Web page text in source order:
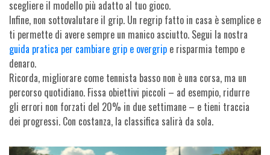
scegliere il modello più adatto al tuo gioco.
Infine, non sottovalutare il grip. Un regrip fatto in casa è semplice e
ti permette di avere sempre un manico asciutto. Segui la nostra
guida pratica per cambiare grip e overgrip e risparmia tempo e
denaro.
Ricorda, migliorare come tennista basso non è una corsa, ma un
percorso quotidiano. Fissa obiettivi piccoli – ad esempio, ridurre
gli errori non forzati del 20% in due settimane – e tieni traccia
dei progressi. Con costanza, la classifica salirà da sola.